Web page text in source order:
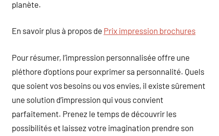
planète.
En savoir plus à propos de Prix impression brochures
Pour résumer, l’impression personnalisée offre une
pléthore d’options pour exprimer sa personnalité. Quels
que soient vos besoins ou vos envies, il existe sûrement
une solution d’impression qui vous convient
parfaitement. Prenez le temps de découvrir les
possibilités et laissez votre imagination prendre son